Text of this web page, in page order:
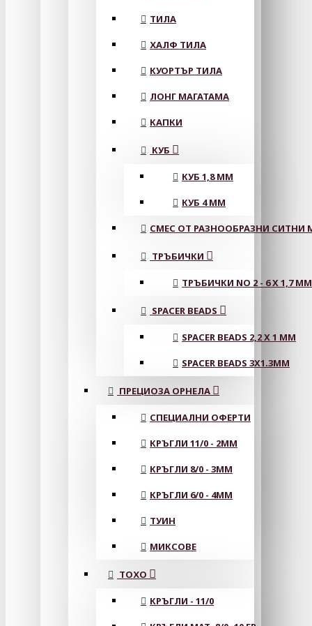
ТИЛА
ХАЛФ ТИЛА
КУОРТЪР ТИЛА
ЛОНГ МАГАТАМА
КАПКИ
КУБ
КУБ 1,8 ММ
КУБ 4 ММ
СМЕС ОТ РАЗНООБРАЗНИ СИТНИ
ТРЪБИЧКИ
ТРЪБИЧКИ NO 2 - 6 X 1,7 MM
SPACER BEADS
SPACER BEADS 2,2 X 1 MM
SPACER BEADS 3X1.3MM
ПРЕЦИОЗА ОРНЕЛА
СПЕЦИАЛНИ ОФЕРТИ
КРЪГЛИ 11/0 - 2MM
КРЪГЛИ 8/0 - 3MM
КРЪГЛИ 6/0 - 4MM
ТУИН
МИКСОВЕ
ТОХО
КРЪГЛИ - 11/0